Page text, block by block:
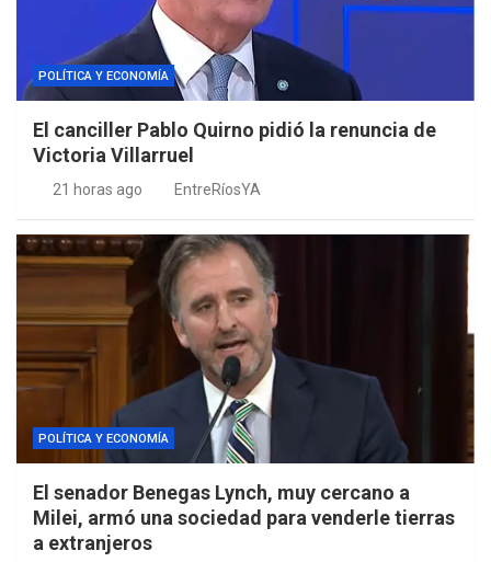
POLÍTICA Y ECONOMÍA
El canciller Pablo Quirno pidió la renuncia de
Victoria Villarruel
21 horas ago EntreRíosYA
POLÍTICA Y ECONOMÍA
El senador Benegas Lynch, muy cercano a
Milei, armó una sociedad para venderle tierras
a extranjeros